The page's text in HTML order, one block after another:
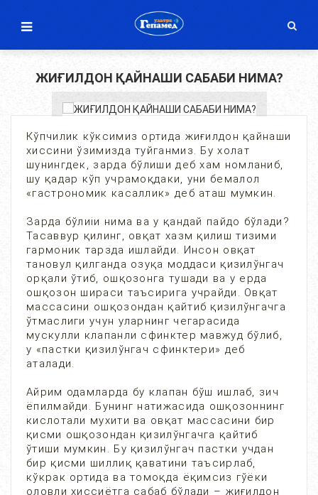
ЖИҒИЛДОН ҚАЙНАШИ САБАБИ НИМА?
Кўпчилик кўксимиз ортида жиғилдон қайнаши
хиссини ўзимизда туйганмиз. Бу холат
шунингдек, зарда бўлиши деб хам номланиб,
шу қадар кўп учрамоқдаки, уни бемалол
«гастрономик касаллик» деб аташ мумкин.
Зарда бўлиiи нима ва у қандай пайдо бўлади?
Тасаввур қилинг, овқат хазм қилиш тизими
гармоник тарзда ишлайди. Инсон овқат
тановул қилганда озуқа моддаси қизилўнгач
орқали ўтиб, ошқозонга тушади ва у ерда
ошқозон шираси таъсирига учрайди. Овқат
массасини ошқозондан қайтиб қизилўнгачга
ўтмаслиги учун уларнинг чегарасида
мускулли клапанли сфинктер мавжуд бўлиб,
у «пастки қизилўнгач сфинктери» деб
аталади.
Айрим одамларда бу клапан бўш ишлаб, зич
ёпилмайди. Бунинг натижасида ошқозоннинг
кислотали мухити ва овқат массасини бир
қисми ошқозондан қизилўнгачга қайтиб
ўтиши мумкин. Бу қизилўнгач пастки учдан
бир қисми шиллиқ қаватини таъсирлаб,
кўкрак ортида ва томоқда ёқимсиз гўёки
оловли хиссиётга сабаб бўлади – жиғилдон